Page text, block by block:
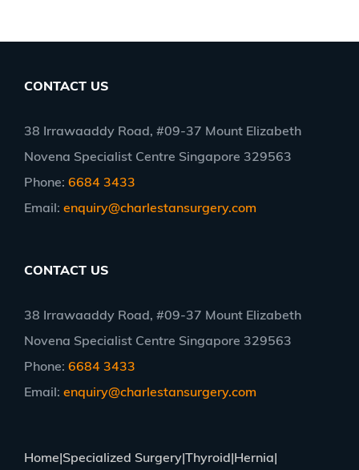
CONTACT US
38 Irrawaaddy Road, #09-37 Mount Elizabeth
Novena Specialist Centre Singapore 329563
Phone: 6684 3433
Email: enquiry@charlestansurgery.com
CONTACT US
38 Irrawaaddy Road, #09-37 Mount Elizabeth
Novena Specialist Centre Singapore 329563
Phone: 6684 3433
Email: enquiry@charlestansurgery.com
Home Specialized Surgery Thyroid Hernia